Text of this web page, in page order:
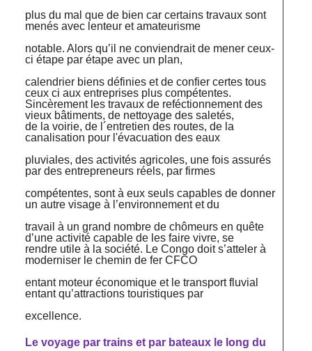
plus du mal que de bien car certains travaux sont
menés avec lenteur et amateurisme
notable. Alors qu’il ne conviendrait de mener ceux-
ci étape par étape avec un plan,
calendrier biens définies et de confier certes tous
ceux ci aux entreprises plus compétentes.
Sincèrement les travaux de reféctionnement des
vieux bâtiments, de nettoyage des saletés,
de la voirie, de l´entretien des routes, de la
canalisation pour l'évacuation des eaux
pluviales, des activités agricoles, une fois assurés
par des entrepreneurs réels, par firmes
compétentes, sont à eux seuls capables de donner
un autre visage à l’environnement et du
travail à un grand nombre de chômeurs en quête
d’une activité capable de les faire vivre, se
rendre utile à la société. Le Congo doit s’atteler à
moderniser le chemin de fer CFCO
entant moteur économique et le transport fluvial
entant qu’attractions touristiques par
excellence.
Le voyage par trains et par bateaux le long du